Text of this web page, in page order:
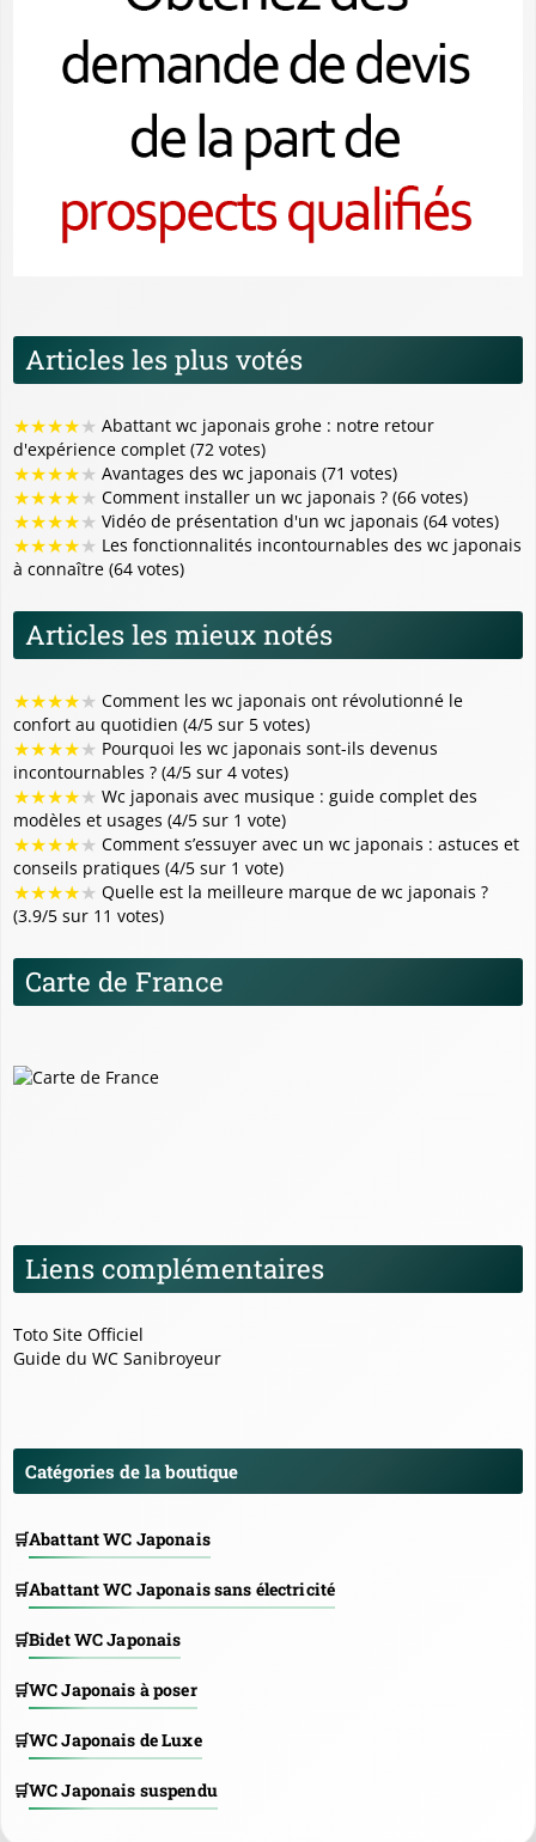
Articles les plus votés
★★★★★ Abattant wc japonais grohe : notre retour
d'expérience complet (72 votes)
★★★★★ Avantages des wc japonais (71 votes)
★★★★★ Comment installer un wc japonais ? (66 votes)
★★★★★ Vidéo de présentation d'un wc japonais (64 votes)
★★★★★ Les fonctionnalités incontournables des wc japonais
à connaître (64 votes)
Articles les mieux notés
★★★★★ Comment les wc japonais ont révolutionné le
confort au quotidien (4/5 sur 5 votes)
★★★★★ Pourquoi les wc japonais sont-ils devenus
incontournables ? (4/5 sur 4 votes)
★★★★★ Wc japonais avec musique : guide complet des
modèles et usages (4/5 sur 1 vote)
★★★★★ Comment s’essuyer avec un wc japonais : astuces et
conseils pratiques (4/5 sur 1 vote)
★★★★★ Quelle est la meilleure marque de wc japonais ?
(3.9/5 sur 11 votes)
Carte de France
Liens complémentaires
Toto Site Officiel
Guide du WC Sanibroyeur
Catégories de la boutique
Abattant WC Japonais
Abattant WC Japonais sans électricité
Bidet WC Japonais
WC Japonais à poser
WC Japonais de Luxe
WC Japonais suspendu